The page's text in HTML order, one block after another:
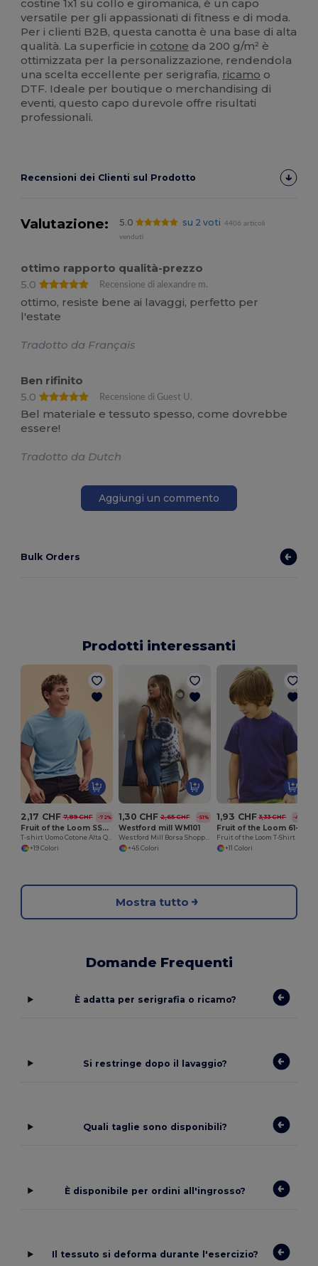
costine 1x1 su collo e giromanica, è un capo
versatile per gli appassionati di fitness e di moda.
Per i clienti B2B, questa canotta è una base di alta
qualità. La superficie in cotone da 200 g/m² è
ottimizzata per la personalizzazione, rendendola
una scelta eccellente per serigrafia, ricamo o
DTF. Ideale per boutique o merchandising di
eventi, questo capo durevole offre risultati
professionali.
Recensioni dei Clienti sul Prodotto
Valutazione: 5.0 su 2 voti
4406 articoli
venduti
ottimo rapporto qualità-prezzo
5.0
Recensione di alexandre m.
ottimo, resiste bene ai lavaggi, perfetto per
l'estate
Tradotto da Français
Ben rifinito
5.0
Recensione di Guest U.
Bel materiale e tessuto spesso, come dovrebbe
essere!
Tradotto da Dutch
Aggiungi un commento
Bulk Orders
Prodotti interessanti
2,17 CHF 7,89 CHF -72%
Fruit of the Loom SS048
T-shirt Uomo Cotone Alta Qualità
+19 Colori
1,30 CHF 2,65 CHF -51%
Westford mill WM101
Westford Mill Borsa Shopper in Cotone Personalizzabile
+45 Colori
1,93 CHF 3,33 CHF -42%
+11 Colori
Mostra tutto
Domande Frequenti
È adatta per serigrafia o ricamo?
Si restringe dopo il lavaggio?
Quali taglie sono disponibili?
È disponibile per ordini all'ingrosso?
Il tessuto si deforma durante l'esercizio?